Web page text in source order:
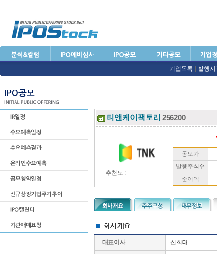
기업목록 발행
티앤케이팩토리 256200
추천도 :
공모가
발행주식수
순이익
대표이사 신희태